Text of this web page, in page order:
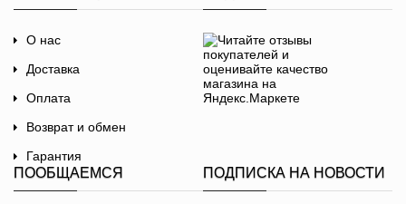
О нас
Доставка
Оплата
Возврат и обмен
Гарантия
Договор-оферта
ПООБЩАЕМСЯ ПОДПИСКА НА НОВОСТИ